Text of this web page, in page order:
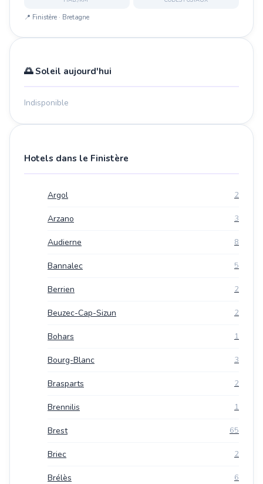
📍 Finistère · Bretagne
🌅 Soleil aujourd'hui
Indisponible
Hotels dans le Finistère
Argol 2
Arzano 3
Audierne 8
Bannalec 5
Berrien 2
Beuzec-Cap-Sizun 2
Bohars 1
Bourg-Blanc 3
Brasparts 2
Brennilis 1
Brest 65
Briec 2
Brélès 6